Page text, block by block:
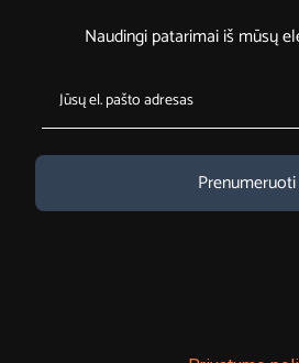
Naudingi patarimai iš mūsų
Prenumeruoti